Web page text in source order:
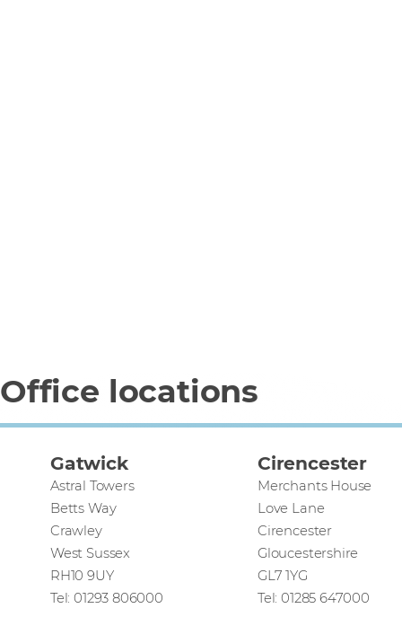
Office locations
Gatwick
Astral Towers
Betts Way
Crawley
West Sussex
RH10 9UY
Tel: 01293 806000
Cirencester
Merchants House
Love Lane
Cirencester
Gloucestershire
GL7 1YG
Tel: 01285 647000